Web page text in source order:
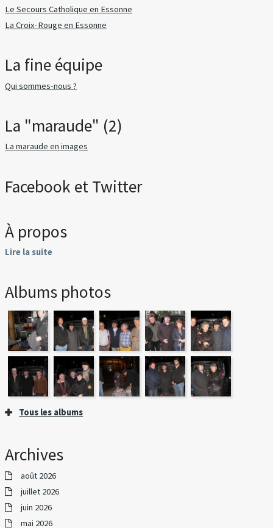
Le Secours Catholique en Essonne
La Croix-Rouge en Essonne
La fine équipe
Qui sommes-nous ?
La "maraude" (2)
La maraude en images
Facebook et Twitter
À propos
Lire la suite
Albums photos
Tous les albums
Archives
août 2026
juillet 2026
juin 2026
mai 2026